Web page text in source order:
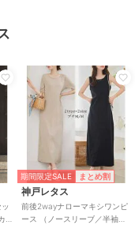
期間限定SALE まとめ割
神戸レタス
前後2wayナローマキシワンピ
ース （ノースリーブ／半袖）